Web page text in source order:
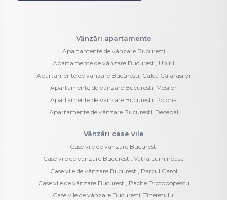
Vânzări apartamente
Apartamente de vânzare Bucuresti
Apartamente de vânzare Bucuresti, Unirii
Apartamente de vânzare Bucuresti, Calea Calarasilor
Apartamente de vânzare Bucuresti, Mosilor
Apartamente de vânzare Bucuresti, Polona
Apartamente de vânzare Bucuresti, Decebal
Vânzări case vile
Case vile de vânzare Bucuresti
Case vile de vânzare Bucuresti, Vatra Luminoasa
Case vile de vânzare Bucuresti, Parcul Carol
Case vile de vânzare Bucuresti, Pache Protopopescu
Case vile de vânzare Bucuresti, Tineretului